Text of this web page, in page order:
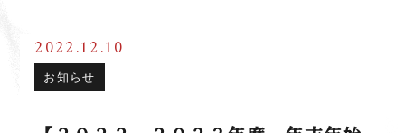
2022.12.10
お知らせ